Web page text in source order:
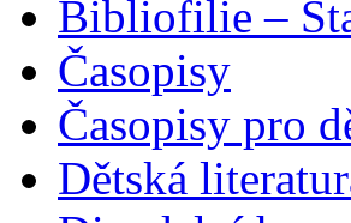
Bibliofilie –
Časopisy
Časopisy pro
Dětská